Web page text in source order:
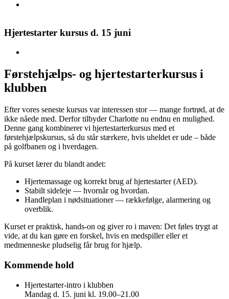
Hjertestarter kursus d. 15 juni
billede
Førstehjælps- og hjertestarterkursus i
klubben
Efter vores seneste kursus var interessen stor — mange fortrød, at de
ikke nåede med. Derfor tilbyder Charlotte nu endnu en mulighed.
Denne gang kombinerer vi hjertestarterkursus med et
førstehjælpskursus, så du står stærkere, hvis uheldet er ude – både
på golfbanen og i hverdagen.
På kurset lærer du blandt andet:
Hjertemassage og korrekt brug af hjertestarter (AED).
Stabilt sideleje — hvornår og hvordan.
Handleplan i nødsituationer— rækkefølge, alarmering og
overblik.
Kurset er praktisk, hands-on og giver ro i maven: Det føles trygt at
vide, at du kan gøre en forskel, hvis en medspiller eller et
medmenneske pludselig får brug for hjælp.
Kommende hold
Hjertestarter-intro i klubben
Mandag d. 15. juni kl. 19.00–21.00